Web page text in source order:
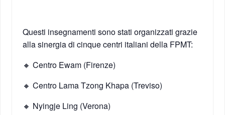
Questi insegnamenti sono stati organizzati grazie
alla sinergia di cinque centri italiani della FPMT:
🔸 Centro Ewam (Firenze)
🔸 Centro Lama Tzong Khapa (Treviso)
🔸 Nyingje Ling (Verona)